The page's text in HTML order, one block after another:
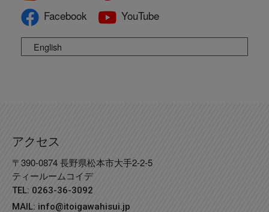
Facebook
YouTube
English
アクセス
〒390-0874 長野県松本市大手2-2-5
ティールームコイデ
TEL: 0263-36-3092
MAIL: info@itoigawahisui.jp